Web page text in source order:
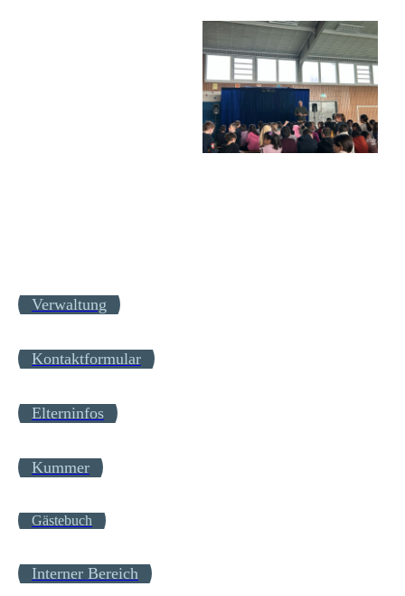
Verwaltung
Kontaktformular
Elterninfos
Kummer
Gästebuch
Interner Bereich